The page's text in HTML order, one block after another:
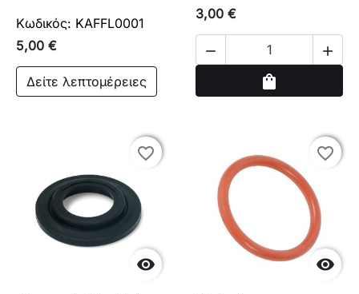
Κωδικός: KAFFL0001
5,00 €
Δείτε λεπτομέρειες
3,00 €
 
shopping_bag

favorite_border
favorite_border

favorite_border
favorite_border